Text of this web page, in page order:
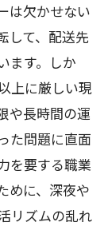
は欠かせない
して、配送先
ます。しか
上に厳しい現
や長時間の運
た問題に直面
を要する職業
めに、深夜や
リズムの乱れ